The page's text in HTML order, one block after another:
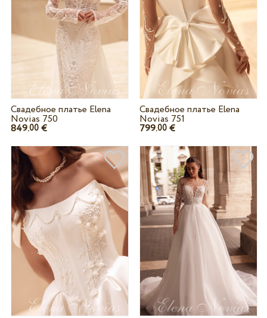
Свадебное платье Elena
Novias 750
849.00€
Свадебное платье Elena
Novias 751
799.00 €